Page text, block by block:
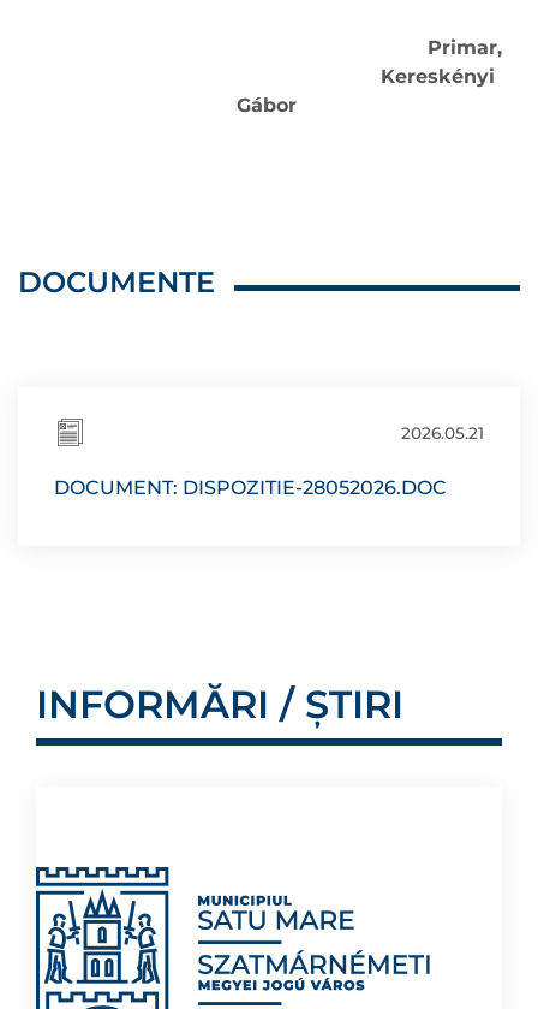
Primar,
Kereskényi
Gábor
DOCUMENTE
2026.05.21
DOCUMENT: DISPOZITIE-28052026.DOC
INFORMĂRI / ȘTIRI